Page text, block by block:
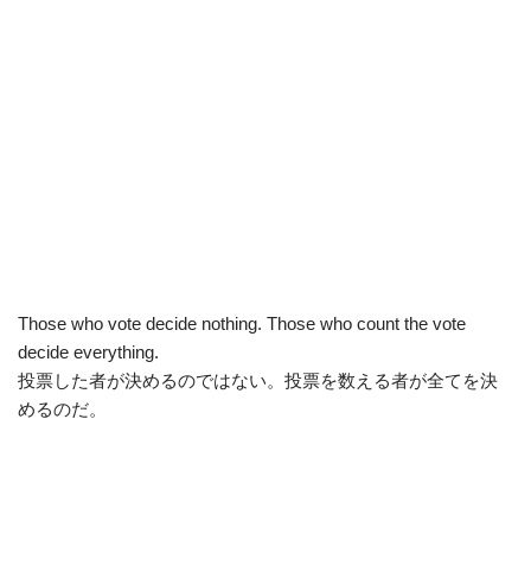
Those who vote decide nothing. Those who count the vote
decide everything.
投票した者が決めるのではない。投票を数える者が全てを決
めるのだ。